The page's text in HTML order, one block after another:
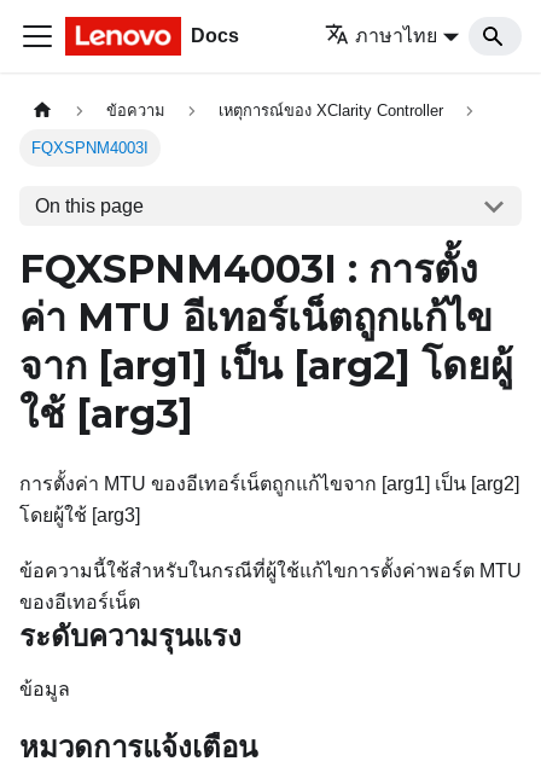
Docs ภาษาไทย
ข้อความ เหตุการณ์ของ XClarity Controller
FQXSPNM4003I
On this page
FQXSPNM4003I : การตั้ง
ค่า MTU อีเทอร์เน็ตถูกแก้ไข
จาก [arg1] เป็น [arg2] โดยผู้
ใช้ [arg3]
การตั้งค่า MTU ของอีเทอร์เน็ตถูกแก้ไขจาก [arg1] เป็น [arg2]
โดยผู้ใช้ [arg3]
ข้อความนี้ใช้สำหรับในกรณีที่ผู้ใช้แก้ไขการตั้งค่าพอร์ต MTU
ของอีเทอร์เน็ต
ระดับความรุนแรง
ข้อมูล
หมวดการแจ้งเตือน